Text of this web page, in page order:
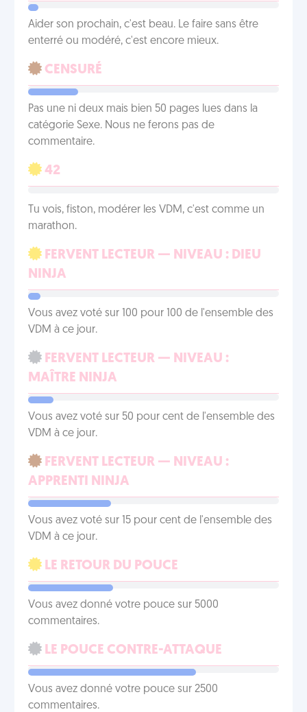
Aider son prochain, c'est beau. Le faire sans être
enterré ou modéré, c'est encore mieux.
CENSURÉ
Pas une ni deux mais bien 50 pages lues dans la
catégorie Sexe. Nous ne ferons pas de
commentaire.
42
Tu vois, fiston, modérer les VDM, c'est comme un
marathon.
FERVENT LECTEUR — NIVEAU : DIEU
NINJA
Vous avez voté sur 100 pour 100 de l'ensemble des
VDM à ce jour.
FERVENT LECTEUR — NIVEAU :
MAÎTRE NINJA
Vous avez voté sur 50 pour cent de l'ensemble des
VDM à ce jour.
FERVENT LECTEUR — NIVEAU :
APPRENTI NINJA
Vous avez voté sur 15 pour cent de l'ensemble des
VDM à ce jour.
LE RETOUR DU POUCE
Vous avez donné votre pouce sur 5000
commentaires.
LE POUCE CONTRE-ATTAQUE
Vous avez donné votre pouce sur 2500
commentaires.